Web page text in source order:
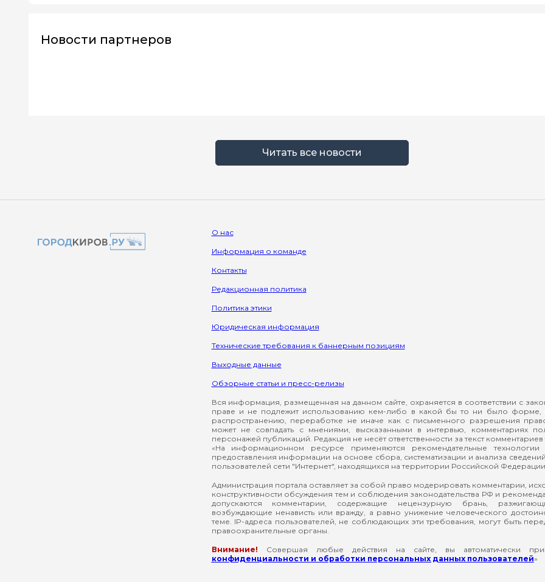
Новости партнеров
Читать все новости
О нас
Информация о команде
Контакты
Редакционная политика
Политика этики
Юридическая информация
Технические требования к баннерным позициям
Выходные данные
Обзорные статьи и пресс-релизы
Вся информация, размещенная на данном сайте, охраняется в соответствии с
праве и не подлежит использованию кем-либо в какой бы то ни было форме,
распространению, переработке не иначе как с письменного разрешения
может не совпадать с мнениями, высказанными в интервью, комментариях
персонажей публикаций. Редакция не несёт ответственности за текст комментариев
«На информационном ресурсе применяются рекомендательные технологии
предоставления информации на основе сбора, систематизации и анализа
пользователей сети "Интернет", находящихся на территории Российской
Администрация портала оставляет за собой право модерировать комментарии,
конструктивности обсуждения тем и соблюдения законодательства РФ и
допускаются комментарии, содержащие нецензурную брань,
возбуждающие ненависть или вражду, а равно унижение человеческого
теме. IP-адреса пользователей, не соблюдающих эти требования, могут быть
правоохранительные органы.
Внимание! Совершая любые действия на сайте, вы автоматически
конфиденциальности и обработки персональных данных пользователей»